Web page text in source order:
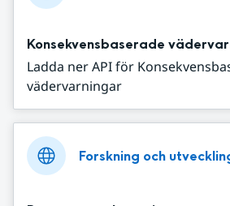
Konsekvensbaserade
Ladda ner API för
vädervarningar
Forskning och